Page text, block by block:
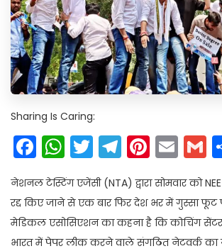
Sharing Is Caring:
Facebook
WhatsApp
Twitter
नेशनल टेस्टिंग एजेंसी (NTA) द्वारा सोमवार को
रद्द किए जाने से एक बार फिर देश भर में गुस्सा फूट
मेडिकल एसोसिएशन का कहना है कि कोचिंग
भारत में पेपर लीक करने वाले संगठित नेटवर्क का